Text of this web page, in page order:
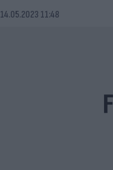
14.05.2023 11:48